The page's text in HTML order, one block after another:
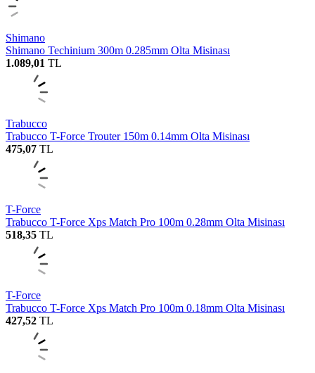
Shimano
Shimano Techinium 300m 0.285mm Olta Misinası
1.089,01 TL
Trabucco
Trabucco T-Force Trouter 150m 0.14mm Olta Misinası
475,07 TL
T-Force
Trabucco T-Force Xps Match Pro 100m 0.28mm Olta Misinası
518,35 TL
T-Force
Trabucco T-Force Xps Match Pro 100m 0.18mm Olta Misinası
427,52 TL